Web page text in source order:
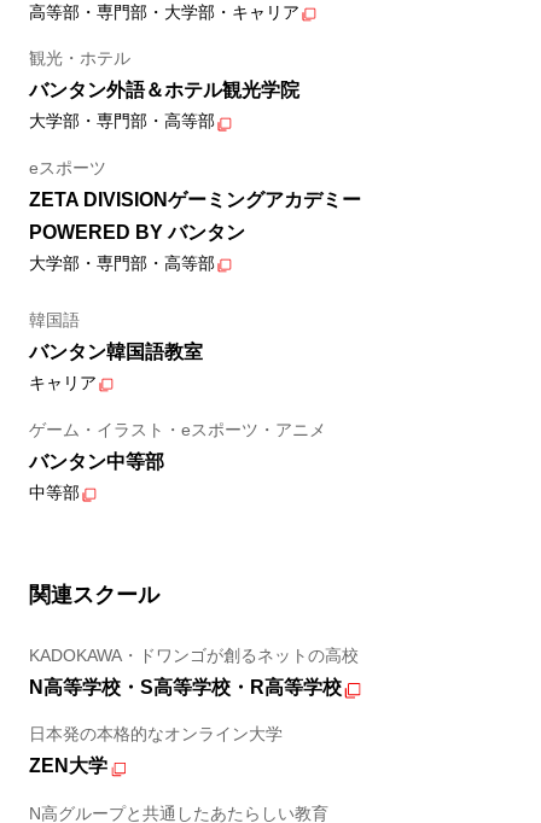
高等部・専門部・大学部・キャリア
観光・ホテル
バンタン外語＆ホテル観光学院
大学部・専門部・高等部
eスポーツ
ZETA DIVISIONゲーミングアカデミー
POWERED BY バンタン
大学部・専門部・高等部
韓国語
バンタン韓国語教室
キャリア
ゲーム・イラスト・eスポーツ・アニメ
バンタン中等部
中等部
関連スクール
KADOKAWA・ドワンゴが創るネットの高校
N高等学校・S高等学校・R高等学校
日本発の本格的なオンライン大学
ZEN大学
N高グループと共通したあたらしい教育